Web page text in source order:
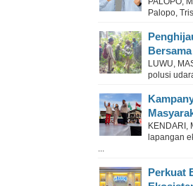
Palopo,
LUWU,
polusi
KENDARI,
lapangan
...
Perkuat